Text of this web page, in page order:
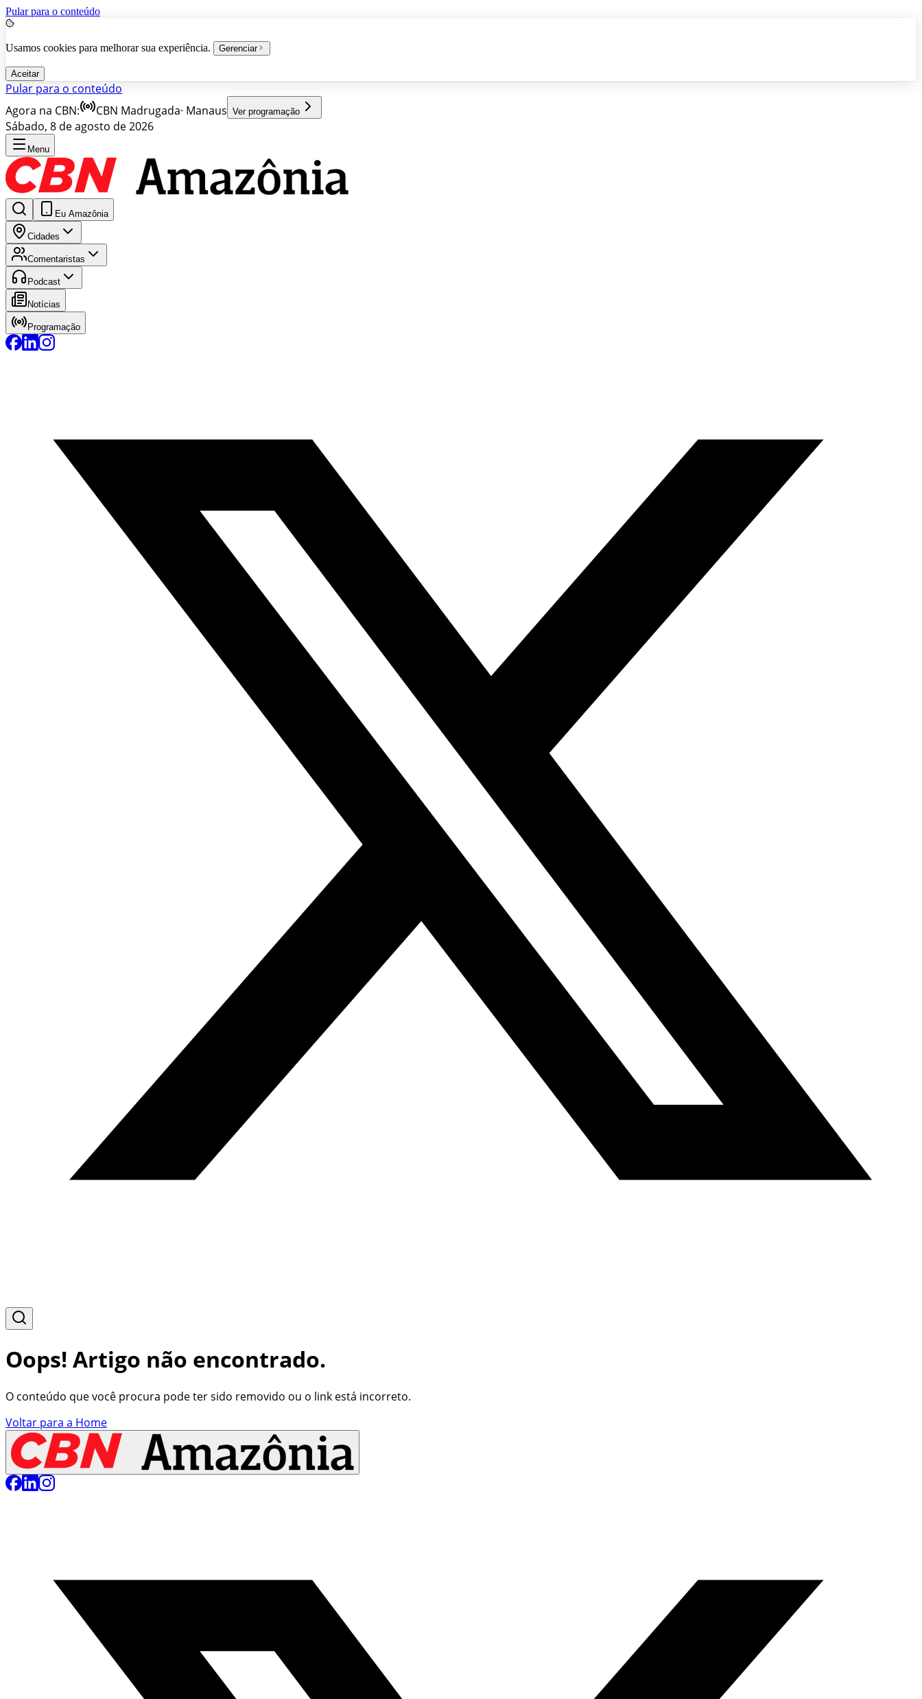
Pular para o conteúdo
Usamos cookies para melhorar sua experiência. Gerenciar
Aceitar
Pular para o conteúdo
Agora na CBN:
CBN Madrugada· Manaus Ver programação
Sábado, 8 de agosto de 2026
Menu
Eu Amazônia
Cidades
Comentaristas
Podcast
Notícias
Programação
Oops! Artigo não encontrado.
O conteúdo que você procura pode ter sido removido ou o link está incorreto.
Voltar para a Home